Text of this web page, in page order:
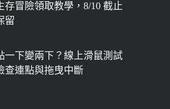
存冒險領取教學，8/10 截止
留
一下變兩下？線上滑鼠測試
查連點與拖曳中斷